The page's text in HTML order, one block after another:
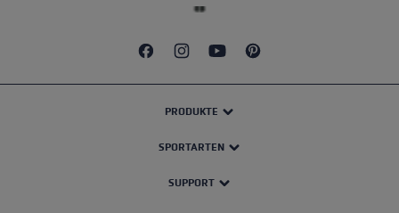
PRODUKTE
SPORTARTEN
SUPPORT